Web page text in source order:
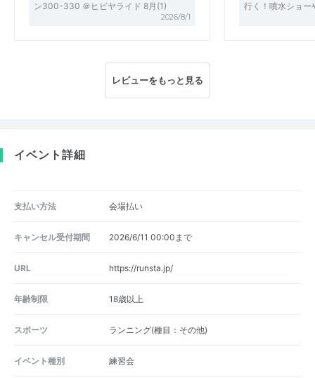
ン300-330 ＠ヒビヤライド 8月(1)
2026/8/1
行く！噴水ショ
レビューをもっと見る
イベント詳細
支払い方法 会場払い
キャンセル受付期間 2026/6/11 00:00まで
URL https://runsta.jp/
年齢制限 18歳以上
スポーツ ランニング(種目：その他)
イベント種別 練習会